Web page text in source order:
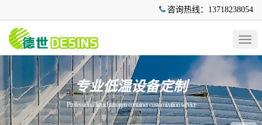
咨询热线：13718238054
专业低温设备定制
Professional liquid nitrogen container customization service